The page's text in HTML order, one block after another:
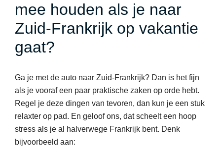
mee houden als je naar
Zuid-Frankrijk op vakantie
gaat?
Ga je met de auto naar Zuid-Frankrijk? Dan is het fijn
als je vooraf een paar praktische zaken op orde hebt.
Regel je deze dingen van tevoren, dan kun je een stuk
relaxter op pad. En geloof ons, dat scheelt een hoop
stress als je al halverwege Frankrijk bent. Denk
bijvoorbeeld aan: